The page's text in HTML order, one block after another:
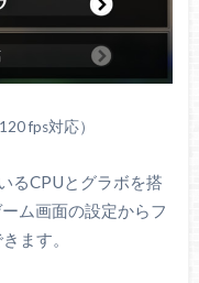
fps対応）
るCPUとグラボを搭
ム画面の設定からフ
ます。